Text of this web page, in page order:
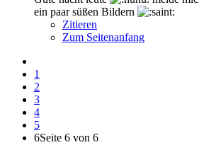
ein paar süßen Bildern
Zitieren
Zum Seitenanfang
1
2
3
4
5
6Seite 6 von 6